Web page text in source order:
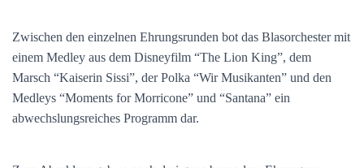
Zwischen den einzelnen Ehrungsrunden bot das Blasorchester mit
einem Medley aus dem Disneyfilm “The Lion King”, dem
Marsch “Kaiserin Sissi”, der Polka “Wir Musikanten” und den
Medleys “Moments for Morricone” und “Santana” ein
abwechslungsreiches Programm dar.